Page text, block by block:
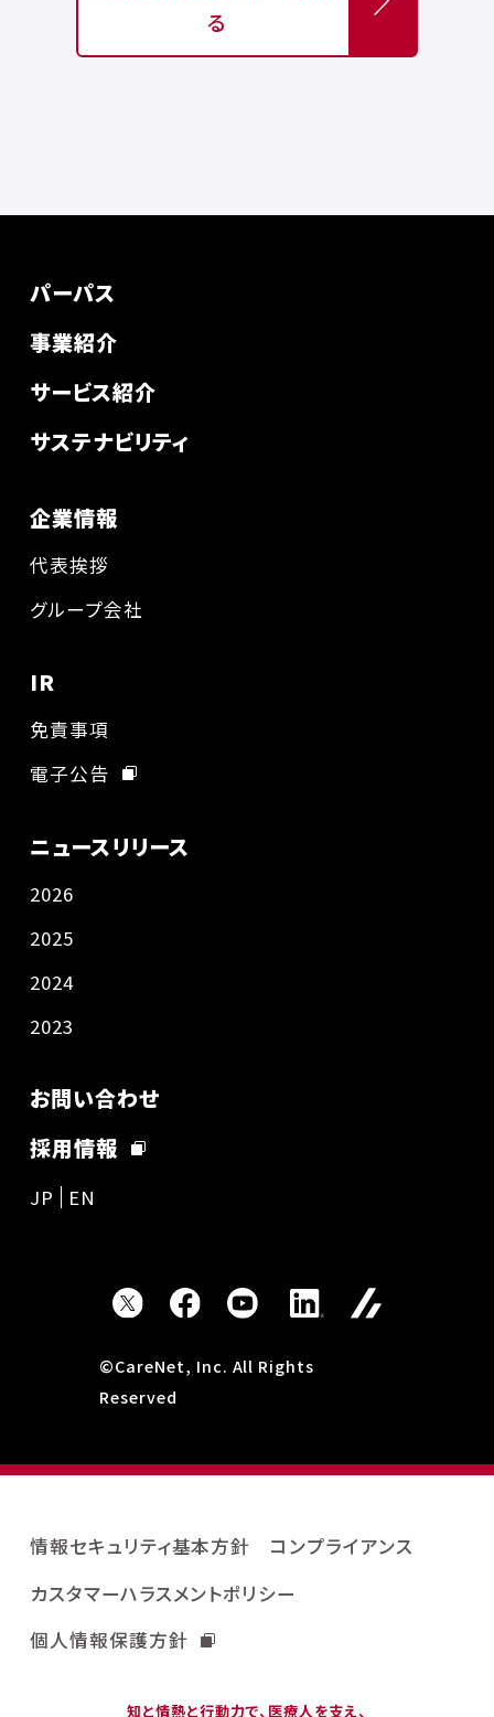
る
パーパス
事業紹介
サービス紹介
サステナビリティ
企業情報
代表挨拶
グループ会社
IR
免責事項
電子公告
ニュースリリース
2026
2025
2024
2023
お問い合わせ
採用情報
JP EN
©CareNet, Inc. All Rights
Reserved
知と情熱と行動力で、医療人を支え、
情報セキュリティ基本方針
コンプライアンス
カスタマーハラスメントポリシー
個人情報保護方針